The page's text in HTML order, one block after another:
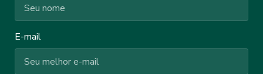
E-mail